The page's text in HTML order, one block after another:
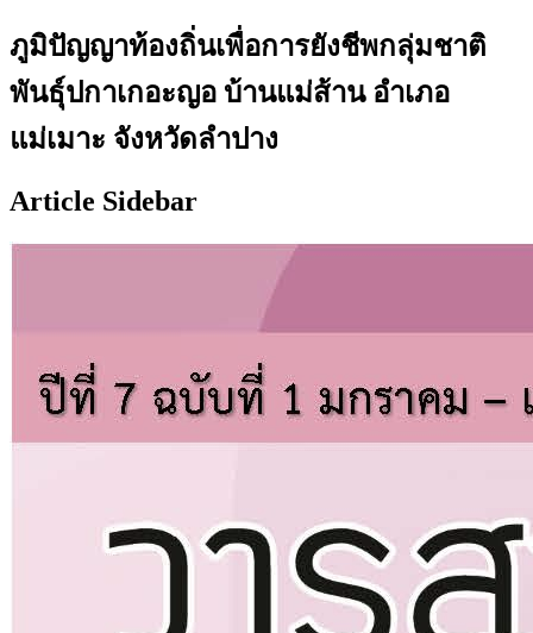
ภูมิปัญญาท้องถิ่นเพื่อการยังชีพกลุ่มชาติ
พันธุ์ปกาเกอะญอ บ้านแม่ส้าน อำเภอ
แม่เมาะ จังหวัดลำปาง
Article Sidebar